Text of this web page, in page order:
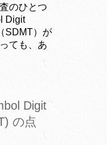
のひとつ
Digit
SDMT）が
ても、あ
Digit
の点